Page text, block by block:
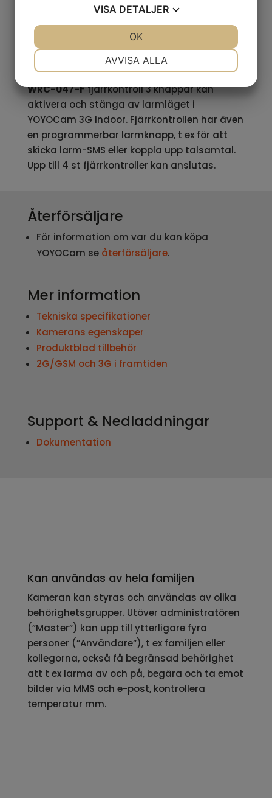
anslutits till YOYOCam eller YOYOPower
Fjärrkontroll
WRC-047-Ffjärrkontroll 3 knappar kan
aktivera och stänga av larmläget i
YOYOCam 3G Indoor. Fjärrkontrollen har även
en programmerbar larmknapp, t ex för att
skicka larm-SMS eller koppla upp talsamtal.
Upp till 4 st fjärrkontroller kan anslutas.
Återförsäljare
För information om var du kan köpa
YOYOCam se återförsäljare.
Mer information
Tekniska specifikationer
Kamerans egenskaper
Produktblad tillbehör
2G/GSM och 3G i framtiden
Support & Nedladdningar
Dokumentation
Kan användas av hela familjen
Kameran kan styras och användas av olika
behörighetsgrupper. Utöver administratören
(”Master”) kan upp till ytterligare fyra
personer (”Användare”), t ex familjen eller
kollegorna, också få begränsad behörighet
att t ex larma av och på, begära och ta emot
bilder via MMS och e-post, kontrollera
temperatur mm.
VISA DETALJER
MARKNADSFÖRING STATISTIK
AVVISA ALLA
OK